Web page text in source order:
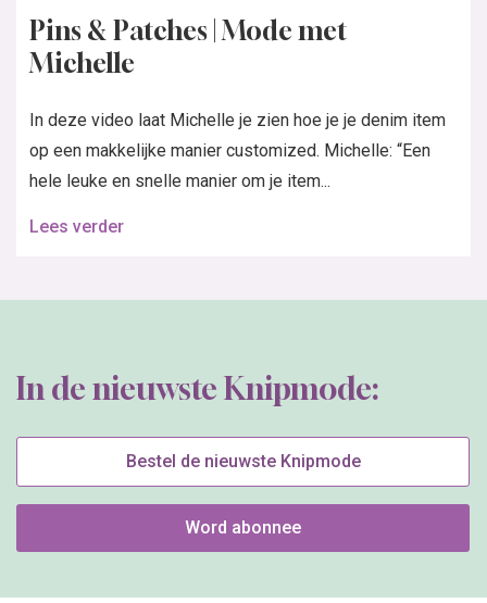
Pins & Patches | Mode met
Michelle
In deze video laat Michelle je zien hoe je je denim item
op een makkelijke manier customized. Michelle: “Een
hele leuke en snelle manier om je item...
Lees verder
In de nieuwste Knipmode:
Bestel de nieuwste Knipmode
Word abonnee